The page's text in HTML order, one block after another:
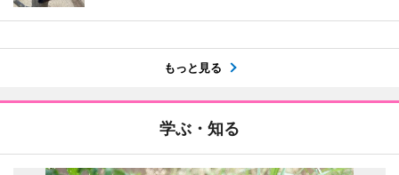
もっと見る
学ぶ・知る